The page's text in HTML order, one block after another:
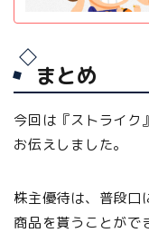
まとめ
今回は『ストライク
お伝えしました。
株主優待は、普段口
商品を貰うことがで